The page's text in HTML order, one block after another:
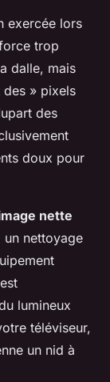
exercée lors
trop
dalle, mais
des » pixels
des
doux pour
nette
un nettoyage
lumineux
téléviseur,
un nid à